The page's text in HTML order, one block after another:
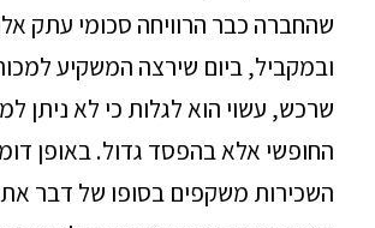
שהחברה כבר הרוויחה סכומי עתק
ובמקביל, ביום שירצה המשקיע
שרכש, עשוי הוא לגלות כי לא ניתן
החופשי אלא בהפסד גדול. באופן
השכירות משקפים בסופו של דבר